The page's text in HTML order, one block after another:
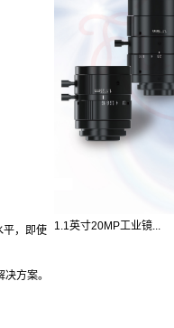
平，即使
方案。‍
1.1英寸20MP工业镜...